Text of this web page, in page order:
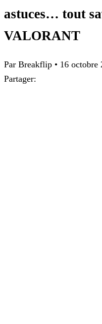
astuces… tout
VALORANT
Par Breakflip • 16 octobre
Partager: